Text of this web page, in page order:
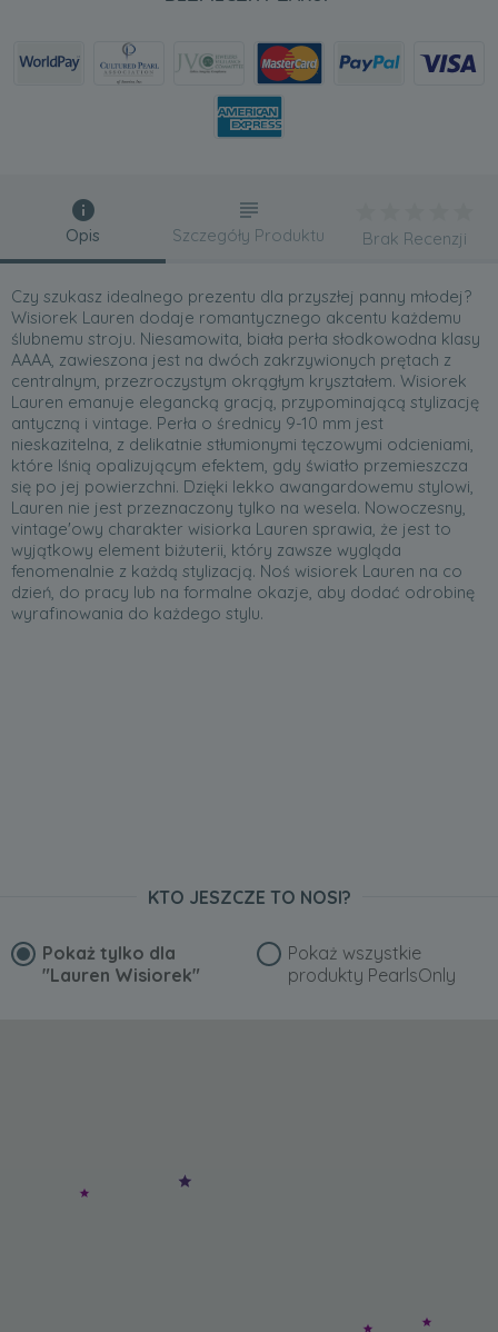
Opis
Czy szukasz idealnego prezentu dla przyszłej panny młodej?
Wisiorek Lauren dodaje romantycznego akcentu każdemu
ślubnemu stroju. Niesamowita, biała perła słodkowodna klasy
AAAA, zawieszona jest na dwóch zakrzywionych prętach z
centralnym, przezroczystym okrągłym kryształem. Wisiorek
Lauren emanuje elegancką gracją, przypominającą stylizację
antyczną i vintage. Perła o średnicy 9-10 mm jest
nieskazitelna, z delikatnie stłumionymi tęczowymi odcieniami,
które lśnią opalizującym efektem, gdy światło przemieszcza
się po jej powierzchni. Dzięki lekko awangardowemu stylowi,
Lauren nie jest przeznaczony tylko na wesela. Nowoczesny,
vintage'owy charakter wisiorka Lauren sprawia, że jest to
wyjątkowy element biżuterii, który zawsze wygląda
fenomenalnie z każdą stylizacją. Noś wisiorek Lauren na co
dzień, do pracy lub na formalne okazje, aby dodać odrobinę
wyrafinowania do każdego stylu.
Szczegóły Produktu Brak Recenzji
KTO JESZCZE TO NOSI?
Pokaż tylko dla
"Lauren Wisiorek"
Pokaż wszystkie
produkty PearlsOnly